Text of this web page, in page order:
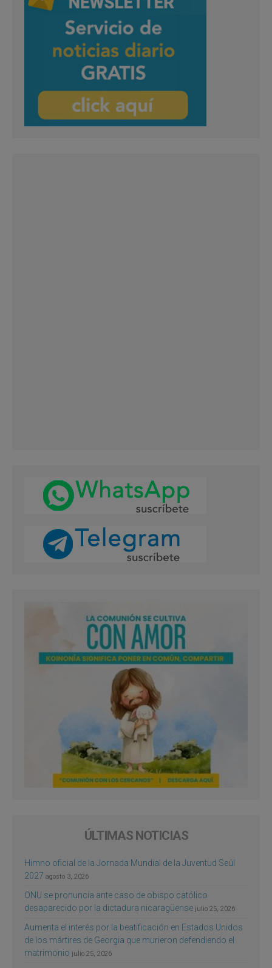
ÚLTIMAS NOTICIAS
Himno oficial de la Jornada Mundial de la Juventud Seúl
2027 agosto 3, 2026
ONU se pronuncia ante caso de obispo católico
desaparecido por la dictadura nicaragüense julio 25, 2026
Aumenta el interés por la beatificación en Estados Unidos
de los mártires de Georgia que murieron defendiendo el
matrimonio julio 25, 2026